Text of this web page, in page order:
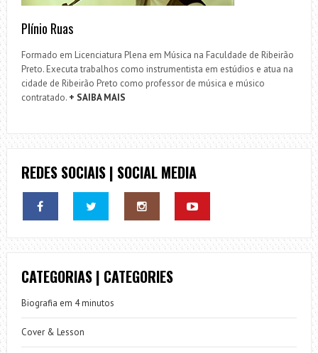
Plínio Ruas
Formado em Licenciatura Plena em Música na Faculdade de Ribeirão
Preto. Executa trabalhos como instrumentista em estúdios e atua na
cidade de Ribeirão Preto como professor de música e músico
contratado. + SAIBA MAIS
REDES SOCIAIS | SOCIAL MEDIA
CATEGORIAS | CATEGORIES
Biografia em 4 minutos
Cover & Lesson